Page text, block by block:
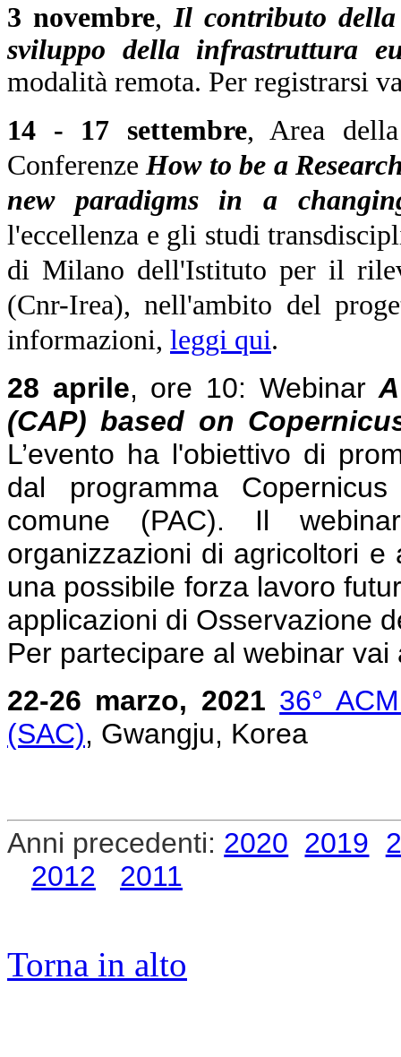
3 novembre,Il contributo
sviluppo della infrastruttura
modalità remota. Per registrarsi
14 - 17 settembre, Area
ConferenzeHow to be a
new paradigms in a
l'eccellenza e gli studi
di Milano dell'Istituto per il
(Cnr-Irea), nell'ambito del
informazioni, leggi qui.
28 aprile, ore 10: Webinar
(CAP) based on
L’evento ha l'obiettivo di
dal programma
comune (PAC). Il
organizzazioni di agricoltori
una possibile forza lavoro
applicazioni di Osservazione
Per partecipare al webinar
22-26 marzo, 2021 36°
(SAC), Gwangju, Korea
Anni precedenti: 2020 2019
2012
2011
Torna in alto